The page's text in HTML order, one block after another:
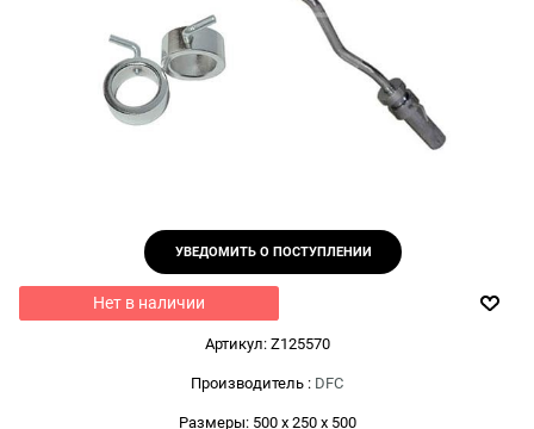
УВЕДОМИТЬ О ПОСТУПЛЕНИИ
Нет в наличии
Артикул: Z125570
Производитель : DFC
Размеры: 500 x 250 x 500